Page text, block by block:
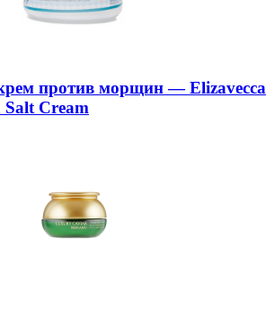
против морщин — Elizavecca
Cream